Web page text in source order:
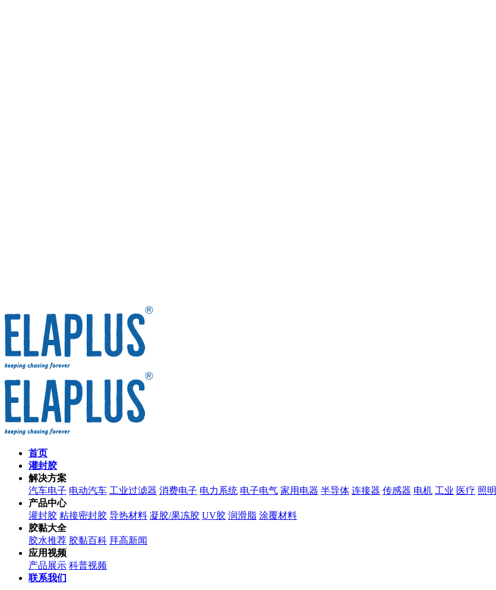
首页
灌封胶
解决方案
汽车电子 电动汽车 工业过滤器 消费电子 电力系统 电子电气 家用电器 半导体 连接器 传感器 电机 工业 医疗 照明
产品中心
灌封胶 粘接密封胶 导热材料 凝胶/果冻胶 UV胶 润滑脂 涂覆材料
胶黏大全
胶水推荐 胶黏百科 拜高新闻
应用视频
产品展示 科普视频
联系我们